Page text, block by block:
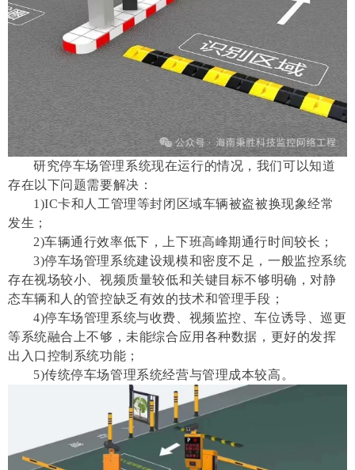
研究停车场管理系统现在运行的情况，我们可以知道
存在以下问题需要解决：
1)IC卡和人工管理等封闭区域车辆被盗被换现象经常
发生；
2)车辆通行效率低下，上下班高峰期通行时间较长；
3)停车场管理系统建设规模和密度不足，一般监控系统
存在视场较小、视频质量较低和关键目标不够明确，对静
态车辆和人的管控缺乏有效的技术和管理手段；
4)停车场管理系统与收费、视频监控、车位诱导、巡更
等系统融合上不够，未能综合应用各种数据，更好的发挥
出入口控制系统功能；
5)传统停车场管理系统经营与管理成本较高。